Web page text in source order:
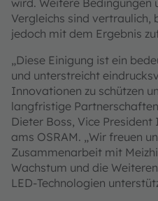
Vergleichs sind vertraulich,
jedoch mit dem Ergebnis
„Diese Einigung ist ein
und unterstreicht
Innovationen zu schützen
langfristige
Dieter Boss, Vice
ams OSRAM. „Wir freuen
Zusammenarbeit mit
Wachstum und die
LED-Technologien